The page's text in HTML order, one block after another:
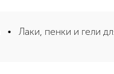
• Лаки, пенки и гели